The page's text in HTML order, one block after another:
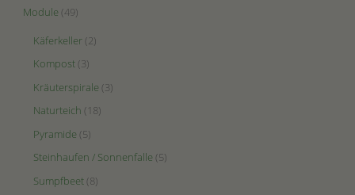
Module (49)
Käferkeller(2)
Kompost(3)
Kräuterspirale (3)
Naturteich (18)
Pyramide (5)
Steinhaufen / Sonnenfalle (5)
Sumpfbeet(8)